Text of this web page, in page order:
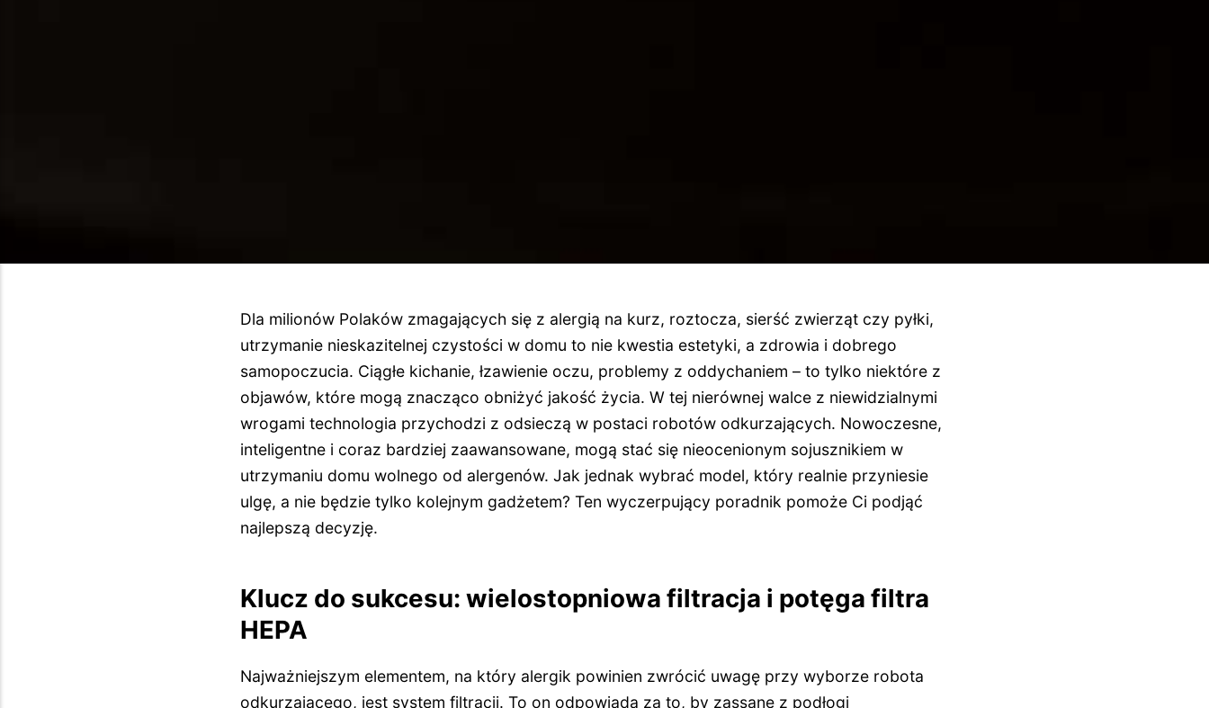
Dla milionów Polaków zmagających się z alergią na kurz, roztocza, sierść zwierząt czy pyłki,
utrzymanie nieskazitelnej czystości w domu to nie kwestia estetyki, a zdrowia i dobrego
samopoczucia. Ciągłe kichanie, łzawienie oczu, problemy z oddychaniem – to tylko niektóre z
objawów, które mogą znacząco obniżyć jakość życia. W tej nierównej walce z niewidzialnymi
wrogami technologia przychodzi z odsieczą w postaci robotów odkurzających. Nowoczesne,
inteligentne i coraz bardziej zaawansowane, mogą stać się nieocenionym sojusznikiem w
utrzymaniu domu wolnego od alergenów. Jak jednak wybrać model, który realnie przyniesie
ulgę, a nie będzie tylko kolejnym gadżetem? Ten wyczerpujący poradnik pomoże Ci podjąć
najlepszą decyzję.
Klucz do sukcesu: wielostopniowa filtracja i potęga filtra
HEPA
Najważniejszym elementem, na który alergik powinien zwrócić uwagę przy wyborze robota
odkurzającego, jest system filtracji. To on odpowiada za to, by zassane z podłogi